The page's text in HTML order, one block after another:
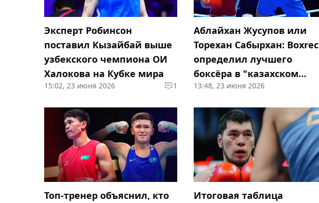
Эксперт Робинсон
поставил Кызайбай выше
узбекского чемпиона ОИ
Халокова на Кубке мира
15:02, 23 июня 2026 1
Аблайхан Жусупов или
Торехан Сабырхан: Boxrec
определил лучшего
боксёра в "казахском
весе"
13:48, 23 июня 2026
Топ-тренер объяснил, кто
Итоговая таблица